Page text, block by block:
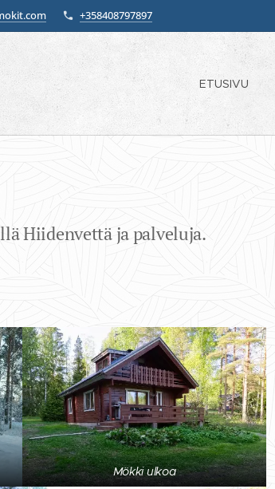
+358408797897
ETUSIVU
Hiidenvettä ja palveluja.
Mökki ulkoa